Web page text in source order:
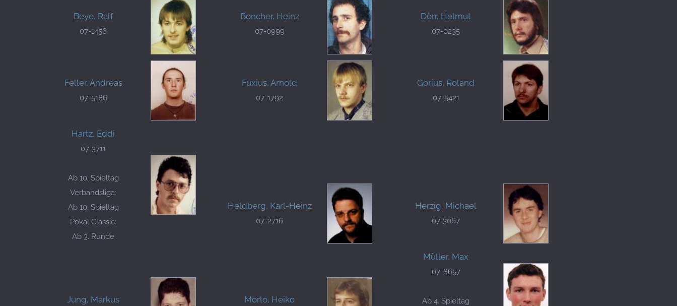
Beye, Ralf
07-1456
Boncher, Heinz
07-0999
Dörr, Helmut
07-0235
Feller, Andreas
07-5186
Fuxius, Arnold
07-1792
Gorius, Roland
07-5421
Hartz, Eddi
07-3711
Ab 10. Spieltag
Verbandsliga:
Ab 10. Spieltag
Pokal Classic:
Ab 3. Runde
Heldberg, Karl-Heinz
07-2716
Herzig, Michael
07-3067
Jung, Markus Morlo, Heiko
Müller, Max
07-8657
Ab 4. Spieltag